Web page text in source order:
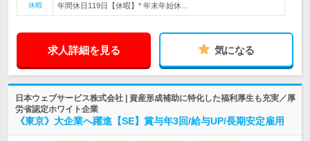
休暇
年間休日119日【休暇】* 年末年始休…
求人詳細を見る 気になる
日本ウェブサービス株式会社 | 資産形成補助に特化した福利厚生も充実／厚
労省認定ホワイト企業
《東京》大企業へ躍進【SE】賞与年3回/給与UP/長期安定雇用